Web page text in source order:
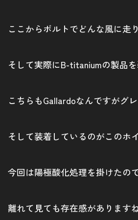
ここからボルトでどんな風に走
そして実際にB-titaniumの製品
こちらもGallardoなんですがグ
そして装着しているのがこのホ
今回は陽極酸化処理を掛けたの
離れて見ても存在感がありますね